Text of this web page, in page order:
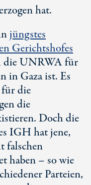
hat.
jüngstes
Gerichtshofes
die UNRWA für
in Gaza ist. Es
für die
die
Doch die
IGH hat jene,
falschen
haben – so wie
Parteien,